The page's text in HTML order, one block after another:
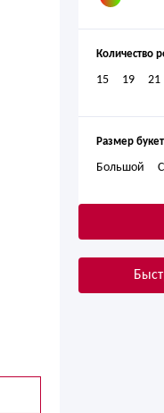
Количество
15 19 21
Размер
Большой